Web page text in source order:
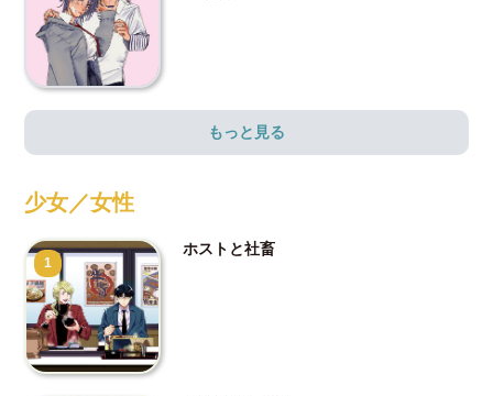
もっと見る
少女／女性
1
ホストと社畜